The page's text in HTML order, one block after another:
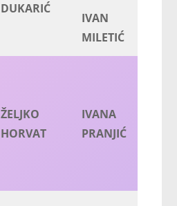
DUKARIĆ
IVAN
MILETIĆ
ŽELJKO
HORVAT
IVANA
PRANJIĆ